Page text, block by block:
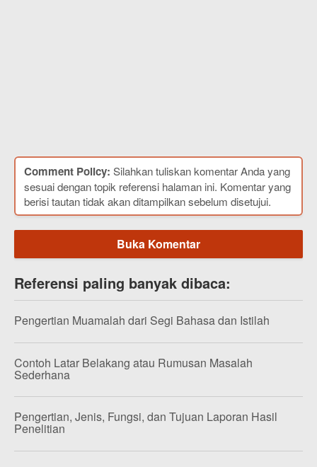
Comment Policy: Silahkan tuliskan komentar Anda yang
sesuai dengan topik referensi halaman ini. Komentar yang
berisi tautan tidak akan ditampilkan sebelum disetujui.
Buka Komentar
Referensi paling banyak dibaca:
Pengertian Muamalah dari Segi Bahasa dan Istilah
Contoh Latar Belakang atau Rumusan Masalah
Sederhana
Pengertian, Jenis, Fungsi, dan Tujuan Laporan Hasil
Penelitian